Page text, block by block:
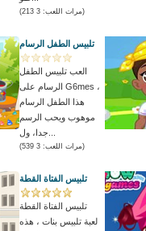
(مرات اللعب: 3 213)
تلبيس الطفل الرسام
العب تلبيس الطفل
الرسام على G6mes ،
هذا الطفل الرسام
موهوب ويحب الرسم
(مرات اللعب: 3 539)
تلبيس الفتاة القطة
تلبيس الفتاة القطة
لعبة تلبيس بنات ، هذه